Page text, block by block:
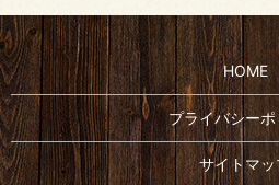
HOME
プライバシー
サイトマッ